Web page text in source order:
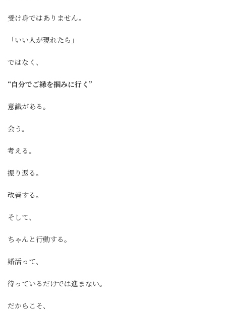
受け身ではありません。
「いい人が現れたら」
ではなく、
“自分でご縁を掴みに行く”
意識がある。
会う。
考える。
振り返る。
改善する。
そして、
ちゃんと行動する。
婚活って、
待っているだけでは進まない。
だからこそ、